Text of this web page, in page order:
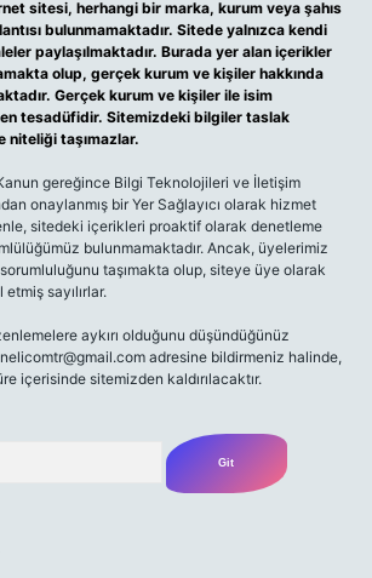
sitesi, herhangi bir marka, kurum veya şahıs
bulunmamaktadır. Sitede yalnızca kendi
paylaşılmaktadır. Burada yer alan içerikler
olup, gerçek kurum ve kişiler hakkında
Gerçek kurum ve kişiler ile isim
tesadüfidir. Sitemizdeki bilgiler taslak
niteliği taşımazlar.
gereğince Bilgi Teknolojileri ve İletişim
onaylanmış bir Yer Sağlayıcı olarak hizmet
sitedeki içerikleri proaktif olarak denetleme
bulunmamaktadır. Ancak, üyelerimiz
taşımakta olup, siteye üye olarak
sayılırlar.
aykırı olduğunu düşündüğünüz
adresine bildirmeniz halinde,
içerisinde sitemizden kaldırılacaktır.